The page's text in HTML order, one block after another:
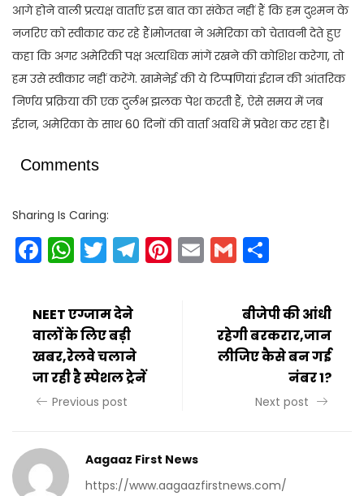
आगे होने वाली प्रत्यक्ष वार्ताएं इस बात का संकेत नहीं हैं कि हम दुश्मन के
नजरिए को स्वीकार कर रहे हैं।मोजतबा ने अमेरिका को चेतावनी देते हुए
कहा कि अगर अमेरिकी पक्ष अत्यधिक मांगें रखने की कोशिश करेगा, तो
हम उसे स्वीकार नहीं करेंगे. खामेनेई की ये टिप्पणियां ईरान की आंतरिक
निर्णय प्रक्रिया की एक दुर्लभ झलक पेश करती हैं, ऐसे समय में जब
ईरान, अमेरिका के साथ 60 दिनों की वार्ता अवधि में प्रवेश कर रहा है।
Comments
Sharing Is Caring:
Facebook
WhatsApp
Twitter
Telegram
Pinterest
EmailGmail
NEET एग्जाम देने
वालों के लिए बड़ी
खबर,रेलवे चलाने
जा रही है स्पेशल ट्रेनें
Previous post
बीजेपी की आंधी
रहेगी बरकरार,जान
लीजिए कैसे बन गई
नंबर 1?
Next post
Aagaaz First News
https://www.aagaazfirstnews.com/